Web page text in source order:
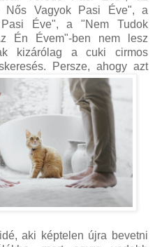
Nős Vagyok Pasi Éve", a
Pasi Éve", a "Nem Tudok
Én Évem"-ben nem lesz
kizárólag a cuki cirmos
Persze, ahogy azt
aki képtelen újra bevetni